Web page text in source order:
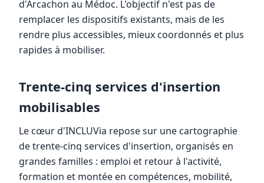
d'Arcachon au Médoc. L'objectif n'est pas de
remplacer les dispositifs existants, mais de les
rendre plus accessibles, mieux coordonnés et plus
rapides à mobiliser.
Trente-cinq services d'insertion
mobilisables
Le cœur d'INCLUVia repose sur une cartographie
de trente-cinq services d'insertion, organisés en
grandes familles : emploi et retour à l'activité,
formation et montée en compétences, mobilité,